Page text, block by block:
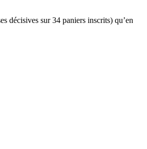
décisives sur 34 paniers inscrits) qu’en